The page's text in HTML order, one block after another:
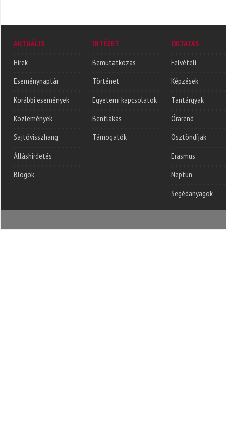
AKTUÁLIS
Hírek
Eseménynaptár
Korábbi események
Közlemények
Sajtóvisszhang
Álláshirdetés
Blogok
INTÉZET
Bemutatkozás
Történet
Egyetemi kapcsolatok
Bentlakás
Támogatók
OKTATÁS
Felvételi
Képzések
Tantárgyak
Órarend
Ösztöndíjak
Erasmus
Neptun
Segédanyagok